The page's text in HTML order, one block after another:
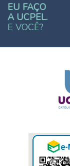
EU FAÇO
A UCPEL.
E VOCÊ?